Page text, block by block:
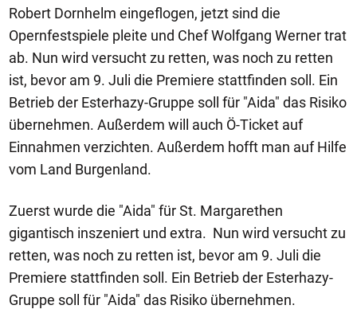
Robert Dornhelm eingeflogen, jetzt sind die
Opernfestspiele pleite und Chef Wolfgang Werner trat
ab. Nun wird versucht zu retten, was noch zu retten
ist, bevor am 9. Juli die Premiere stattfinden soll. Ein
Betrieb der Esterhazy-Gruppe soll für "Aida" das Risiko
übernehmen. Außerdem will auch Ö-Ticket auf
Einnahmen verzichten. Außerdem hofft man auf Hilfe
vom Land Burgenland.
Zuerst wurde die "Aida" für St. Margarethen
gigantisch inszeniert und extra. Nun wird versucht zu
retten, was noch zu retten ist, bevor am 9. Juli die
Premiere stattfinden soll. Ein Betrieb der Esterhazy-
Gruppe soll für "Aida" das Risiko übernehmen.